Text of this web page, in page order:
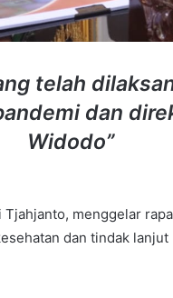
telah
dan
Widodo”
menggelar
dan tindak